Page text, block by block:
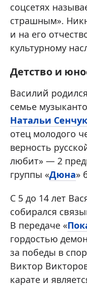
соцсетях
страшным».
и на его
культурному
Детство и
Василий
семье
Натальи
отец молодого
верность
любит» — 2
группы «Дюна»
С 5 до 14 лет
собирался
В передаче «
гордостью
за победы в
Виктор
карате и